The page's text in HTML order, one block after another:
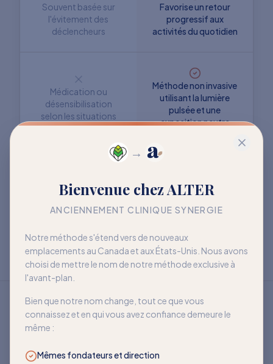
→
Bienvenue chez ALTER
ANCIENNEMENT CLINIQUE SYNERGIE
Notre méthode s'étend vers de nouveaux
emplacements au Canada et aux États-Unis. Nous avons
choisi de mettre le nom de notre méthode exclusive à
l'avant-plan.
Bien que notre nom change, tout ce que vous
connaissez et en qui vous avez confiance demeure le
même :
Mêmes fondateurs et direction
Souvent basée sur
l'évitement des
déclencheurs
Favorise un retour
progressif aux
activités du quotidien
Médication ou
désensibilisation
selon les situations
Méthode non invasive
utilisant la lumière
pulsée et une
exposition neutre
Objectif : mieux vivre
avec la sensibilité
davantage de liberté